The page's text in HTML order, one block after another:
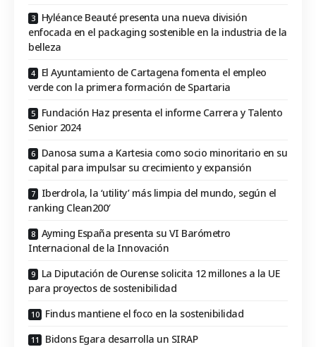
Hyléance Beauté presenta una nueva división
enfocada en el packaging sostenible en la industria de la
belleza
El Ayuntamiento de Cartagena fomenta el empleo
verde con la primera formación de Spartaria
Fundación Haz presenta el informe Carrera y Talento
Senior 2024
Danosa suma a Kartesia como socio minoritario en su
capital para impulsar su crecimiento y expansión
Iberdrola, la ‘utility’ más limpia del mundo, según el
ranking Clean200′
Ayming España presenta su VI Barómetro
Internacional de la Innovación
La Diputación de Ourense solicita 12 millones a la UE
para proyectos de sostenibilidad
Findus mantiene el foco en la sostenibilidad
Bidons Egara desarrolla un SIRAP